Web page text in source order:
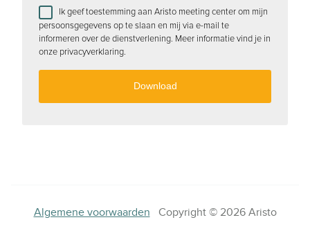
Ik geef toestemming aan Aristo meeting center om mijn
persoonsgegevens op te slaan en mij via e-mail te
informeren over de dienstverlening. Meer informatie vind je in
onze privacyverklaring.
Algemene voorwaarden Copyright © 2026 Aristo